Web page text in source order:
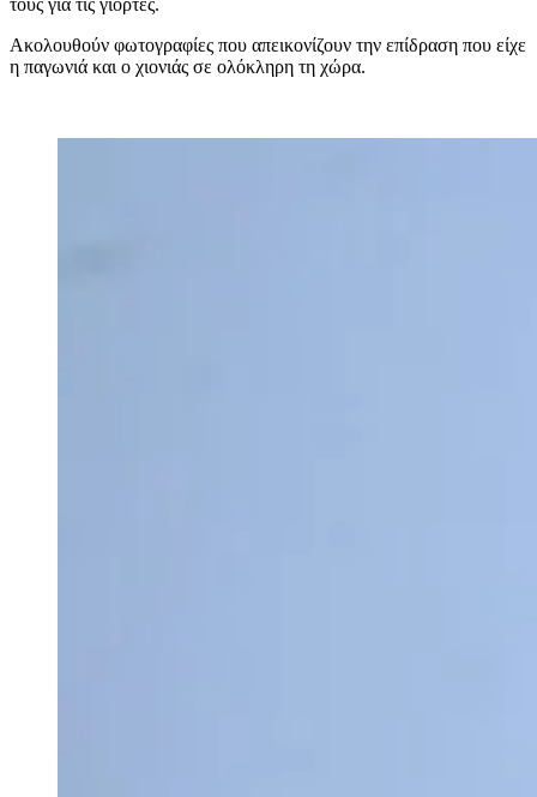
Ακολουθούν φωτογραφίες που απεικονίζουν την επίδραση που είχε
η παγωνιά και ο χιονιάς σε ολόκληρη τη χώρα.